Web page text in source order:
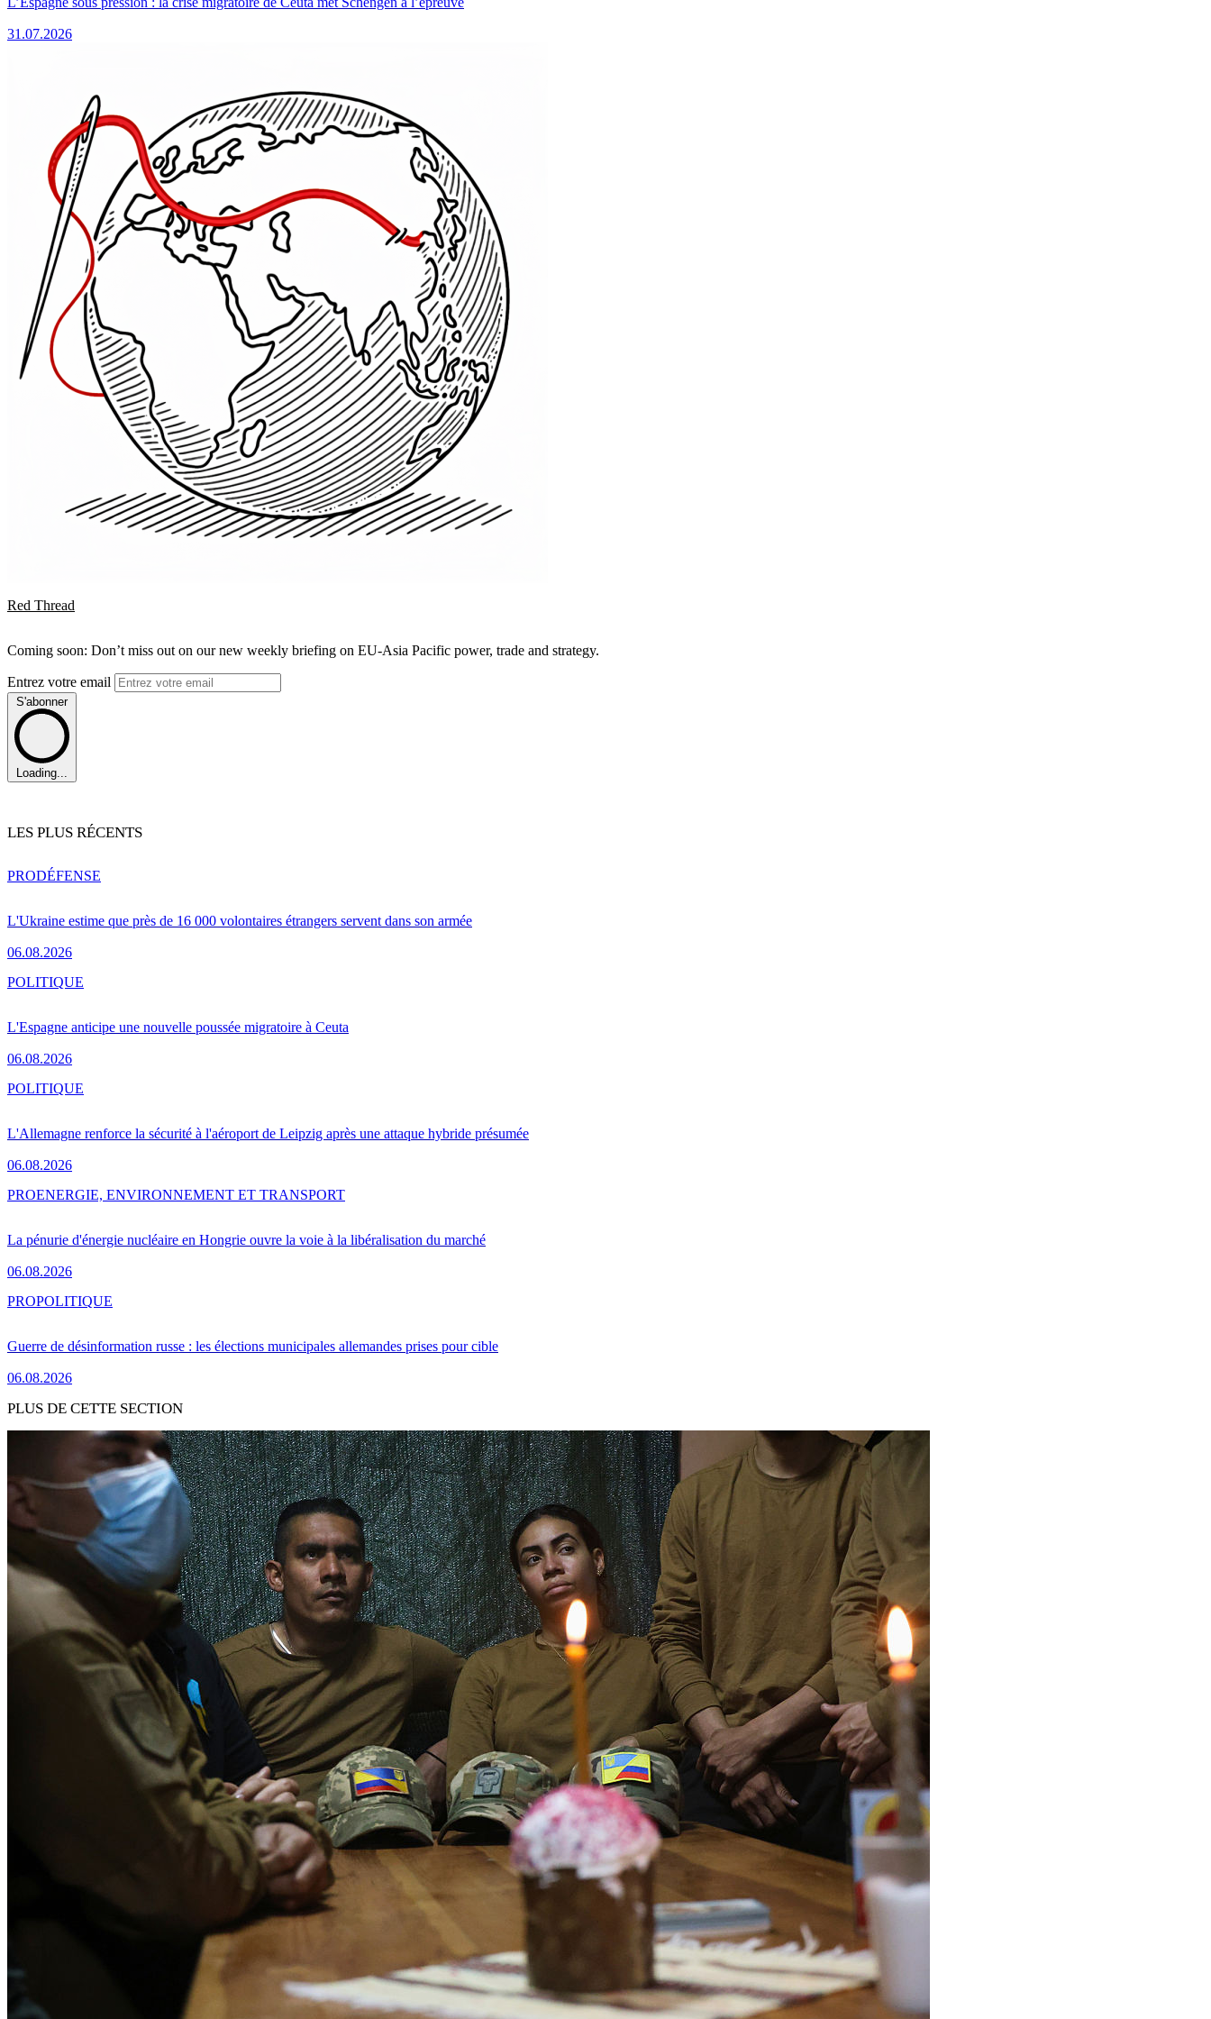
31.07.2026
Red Thread
Coming soon: Don’t miss out on our new weekly briefing on EU-Asia Pacific power, trade and strategy.
Entrez votre email
S'abonner
Loading...
LES PLUS RÉCENTS
L'Ukraine estime que près de 16 000 volontaires étrangers servent dans son armée
06.08.2026
PRODÉFENSE
L'Espagne anticipe une nouvelle poussée migratoire à Ceuta
06.08.2026
POLITIQUE
L'Allemagne renforce la sécurité à l'aéroport de Leipzig après une attaque hybride présumée
06.08.2026
POLITIQUE
La pénurie d'énergie nucléaire en Hongrie ouvre la voie à la libéralisation du marché
06.08.2026
PROENERGIE, ENVIRONNEMENT ET TRANSPORT
Guerre de désinformation russe : les élections municipales allemandes prises pour cible
06.08.2026
PROPOLITIQUE
PLUS DE CETTE SECTION